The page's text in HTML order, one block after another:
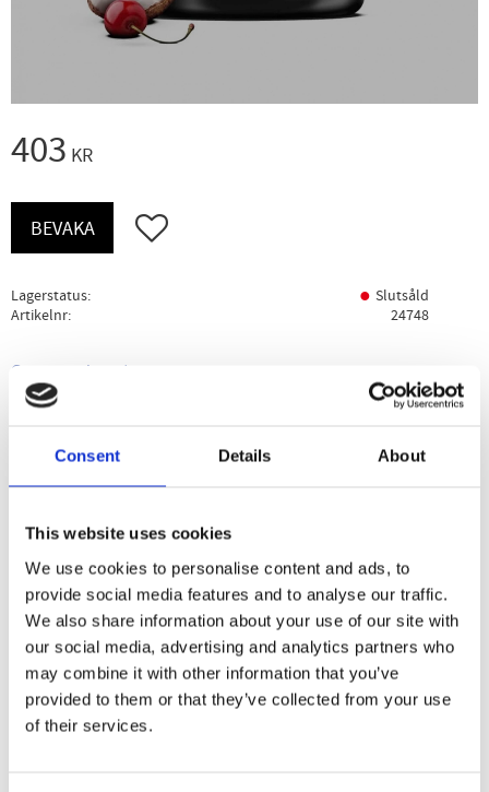
Consent Details About
This website uses cookies
We use cookies to personalise content and ads, to
provide social media features and to analyse our traffic.
We also share information about your use of our site with
our social media, advertising and analytics partners who
may combine it with other information that you’ve
provided to them or that they’ve collected from your use
of their services.
403 KR
Lägg till i favoriter
BEVAKA
Lagerstatus
Slutsåld
Artikelnr
24748
Ge ett omdöme!
Dela med dig
Facebook
TwitterLinkedInPinterest
Omdömen